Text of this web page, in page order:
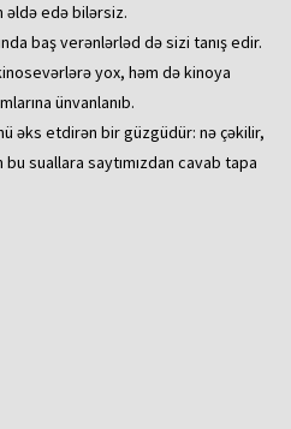
əldə edə bilərsiz.
baş verənlərləd də sizi tanış edir.
yox, həm də kinoya
ünvanlanıb.
əks etdirən bir güzgüdür: nə çəkilir,
suallara saytımızdan cavab tapa